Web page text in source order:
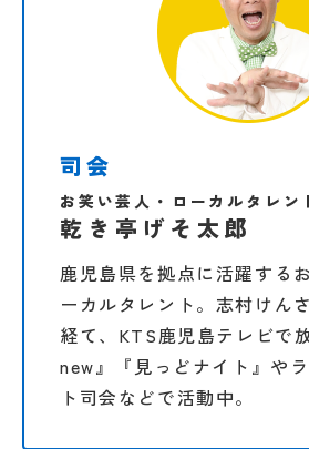
司会
お笑い芸人・ローカルタレン
乾き亭げそ太郎
鹿児島県を拠点に活躍する
ーカルタレント。志村けん
経て、KTS鹿児島テレビで
new』『見っどナイト』や
ト司会などで活動中。